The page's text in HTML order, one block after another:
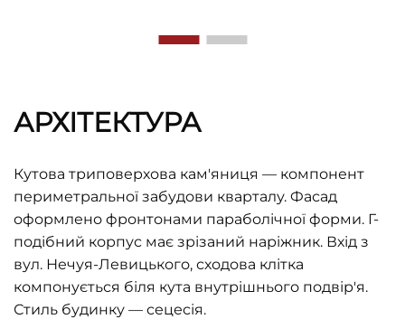
АРХІТЕКТУРА
Кутова триповерхова кам'яниця — компонент
периметральної забудови кварталу. Фасад
оформлено фронтонами параболічної форми. Г-
подібний корпус має зрізаний наріжник. Вхід з
вул. Нечуя-Левицького, сходова клітка
компонується біля кута внутрішнього подвір'я.
Стиль будинку — сецесія.